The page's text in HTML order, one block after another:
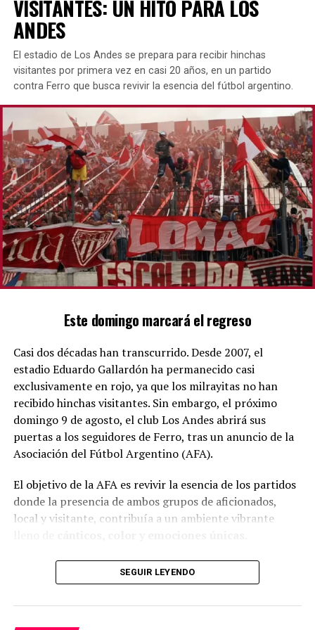
Castro, quien gestiona su comedor, ha notado un
aumento alarmante en la necesidad de ayuda
se compromete a seguir ayudando. Por su parte,
Martínez fue directo al afirmar:«la gente elige a
quienes los engañan y los perjudican por
VISITANTES: UN HITO PARA LOS
ANDES
El estadio de Los Andes se prepara para recibir hinchas
visitantes por primera vez en casi 20 años, en un partido
contra Ferro que busca revivir la esencia del fútbol argentino.
Este domingo marcará el regreso
Casi dos décadas han transcurrido. Desde 2007, el
estadio Eduardo Gallardón ha permanecido casi
exclusivamente en rojo, ya que los milrayitas no han
recibido hinchas visitantes. Sin embargo, el próximo
domingo 9 de agosto, el club Los Andes abrirá sus
puertas a los seguidores de Ferro, tras un anuncio de la
Asociación del Fútbol Argentino (AFA).
El objetivo de la AFA es revivir la esencia de los partidos
donde la presencia de ambos grupos de aficionados,
local y visitante, contribuía a un ambiente vibrante
SEGUIR LEYENDO